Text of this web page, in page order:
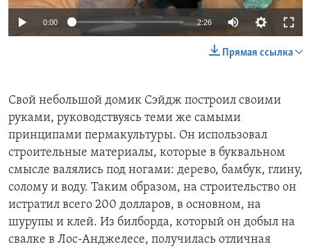
0:00 2:26
Прямая ссылка
Свой небольшой домик Сэйдж построил своими
руками, руководствуясь теми же самыми
принципами пермакультуры. Он использовал
строительные материалы, которые в буквальном
смысле валялись под ногами: дерево, бамбук, глину,
солому и воду. Таким образом, на строительство он
истратил всего 200 долларов, в основном, на
шурупы и клей. Из билборда, который он добыл на
свалке в Лос-Анджелесе, получилась отличная